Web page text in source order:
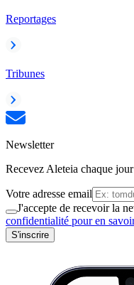
Reportages
Tribunes
Newsletter
Recevez Aleteia chaque
Votre adresse email
J'accepte de recevoir la
confidentialité pour en
S'inscrire